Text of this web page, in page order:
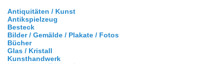
Antiquitäten / Kunst
Antikspielzeug
Besteck
Bilder / Gemälde / Plakate / Fotos
Bücher
Glas / Kristall
Kunsthandwerk